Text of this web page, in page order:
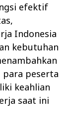
efektif
Indonesia
kebutuhan
para peserta
keahlian
saat ini